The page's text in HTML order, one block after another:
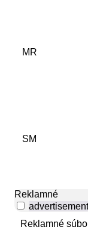
MR
SM
Reklamné
advertisement
Reklamné